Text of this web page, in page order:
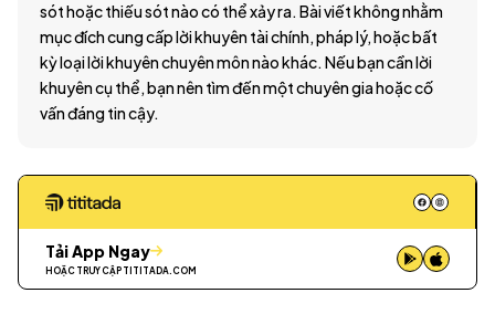
sót hoặc thiếu sót nào có thể xảy ra. Bài viết không nhằm
mục đích cung cấp lời khuyên tài chính, pháp lý, hoặc bất
kỳ loại lời khuyên chuyên môn nào khác. Nếu bạn cần lời
khuyên cụ thể, bạn nên tìm đến một chuyên gia hoặc cố
vấn đáng tin cậy.
Tải App Ngay
HOẶC TRUY CẬP TITITADA.COM